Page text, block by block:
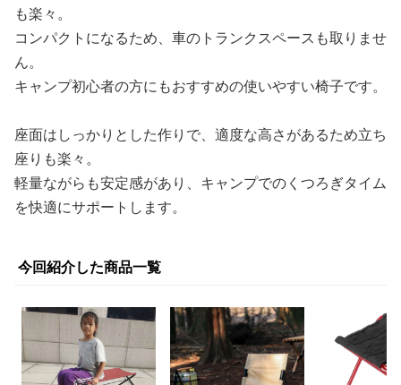
も楽々。
コンパクトになるため、車のトランクスペースも取りませ
ん。
キャンプ初心者の方にもおすすめの使いやすい椅子です。
座面はしっかりとした作りで、適度な高さがあるため立ち
座りも楽々。
軽量ながらも安定感があり、キャンプでのくつろぎタイム
を快適にサポートします。
今回紹介した商品一覧